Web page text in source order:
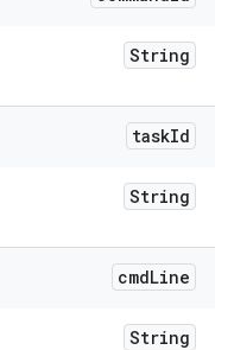
String
taskId
String
cmdLine
String